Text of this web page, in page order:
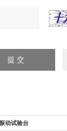
动试验台